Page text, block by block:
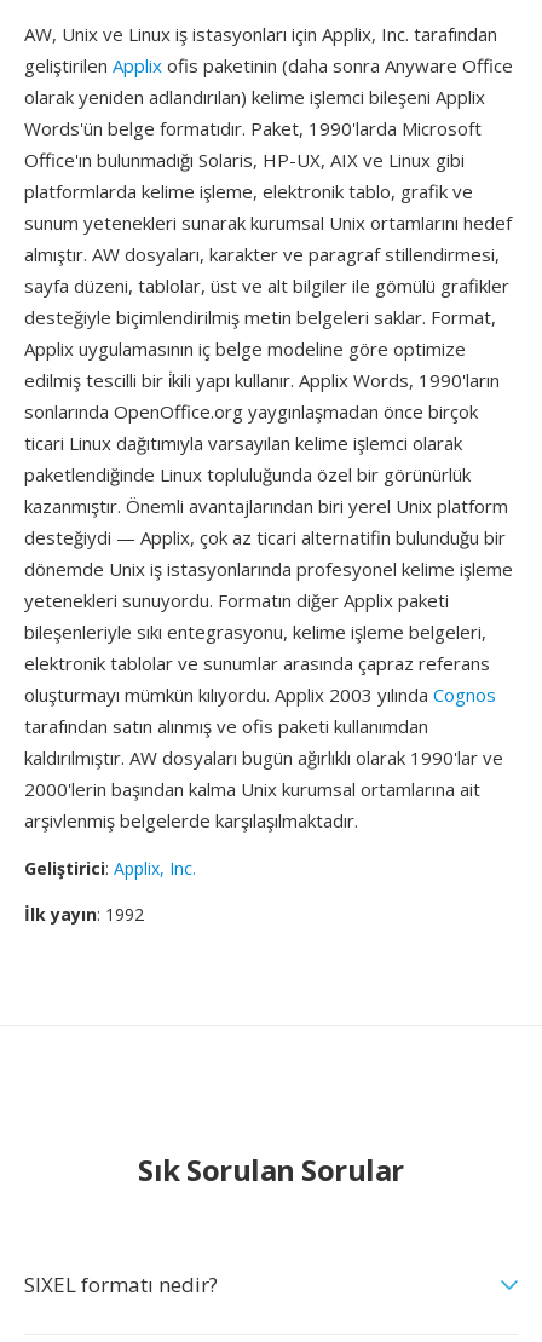
AW, Unix ve Linux iş istasyonları için Applix, Inc. tarafından
geliştirilen Applix ofis paketinin (daha sonra Anyware Office
olarak yeniden adlandırılan) kelime işlemci bileşeni Applix
Words'ün belge formatıdır. Paket, 1990'larda Microsoft
Office'ın bulunmadığı Solaris, HP-UX, AIX ve Linux gibi
platformlarda kelime işleme, elektronik tablo, grafik ve
sunum yetenekleri sunarak kurumsal Unix ortamlarını hedef
almıştır. AW dosyaları, karakter ve paragraf stillendirmesi,
sayfa düzeni, tablolar, üst ve alt bilgiler ile gömülü grafikler
desteğiyle biçimlendirilmiş metin belgeleri saklar. Format,
Applix uygulamasının iç belge modeline göre optimize
edilmiş tescilli bir i̇kili yapı kullanır. Applix Words, 1990'ların
sonlarında OpenOffice.org yaygınlaşmadan önce birçok
ticari Linux dağıtımıyla varsayılan kelime işlemci olarak
paketlendiğinde Linux topluluğunda özel bir görünürlük
kazanmıştır. Önemli avantajlarından biri yerel Unix platform
desteğiydi — Applix, çok az ticari alternatifin bulunduğu bir
dönemde Unix iş istasyonlarında profesyonel kelime işleme
yetenekleri sunuyordu. Formatın diğer Applix paketi
bileşenleriyle sıkı entegrasyonu, kelime işleme belgeleri,
elektronik tablolar ve sunumlar arasında çapraz referans
oluşturmayı mümkün kılıyordu. Applix 2003 yılında Cognos
tarafından satın alınmış ve ofis paketi kullanımdan
kaldırılmıştır. AW dosyaları bugün ağırlıklı olarak 1990'lar ve
2000'lerin başından kalma Unix kurumsal ortamlarına ait
arşivlenmiş belgelerde karşılaşılmaktadır.
Geliştirici: Applix, Inc.
İlk yayın: 1992
Sık Sorulan Sorular
SIXEL formatı nedir?